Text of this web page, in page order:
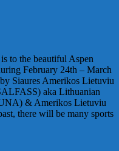
to the beautiful Aspen
February 24th – March
Siaures Amerikos Lietuviu
aka Lithuanian
& Amerikos Lietuviu
there will be many sports